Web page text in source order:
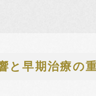
と早期治療の